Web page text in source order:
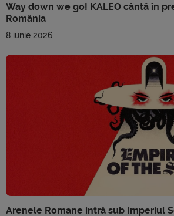
Way down we go! KALEO cântă în
România
8 iunie 2026
Arenele Romane intră sub Imperiul